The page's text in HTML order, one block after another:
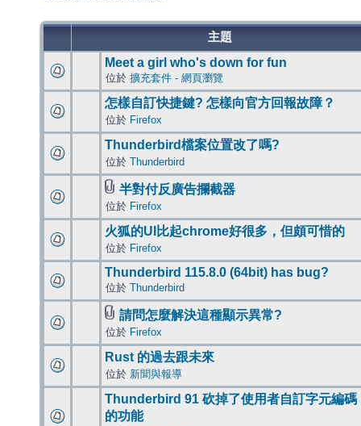
主題
Meet a girl who's down for fun
位於 擴充套件 - 網頁瀏覽
怎樣自訂快捷鍵? 怎樣向官方回報故障？
位於 Firefox
Thunderbird檔案位置改了嗎?
位於 Thunderbird
半對付反廣告攔截器
位於 Firefox
火狐的UI比起chrome好很多，但頗可惜的
位於 Firefox
Thunderbird 115.8.0 (64bit) has bug?
位於 Thunderbird
請問怎麼解決這種顯示異常?
位於 Firefox
Rust 的過去跟未來
位於 新聞與報導
Thunderbird 91 砍掉了使用者自訂字元編碼
的功能